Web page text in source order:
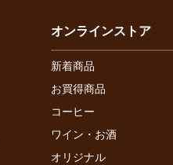
オンラインストア
新着商品
お買得商品
コーヒー
ワイン・お酒
オリジナル